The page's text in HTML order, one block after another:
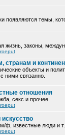
появляются темы,
жизнь, законы,
странам и
объекты и
ними связанно.
отношения
секс и прочее
искусство
ф, известные люди и